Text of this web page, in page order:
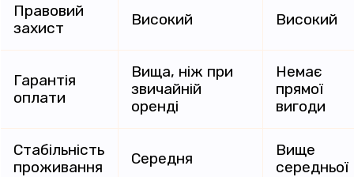
Правовий
захист
Високий Високий
Гарантія
оплати
Вища, ніж при
звичайній
оренді
Немає
прямої
вигоди
Стабільність
проживання
Середня
Вище
середньої